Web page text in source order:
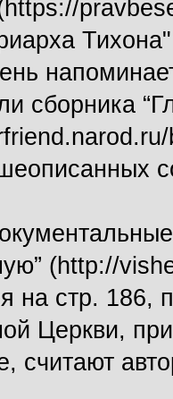
сборника
(http://
на стр. 186,
Церкви,
считают